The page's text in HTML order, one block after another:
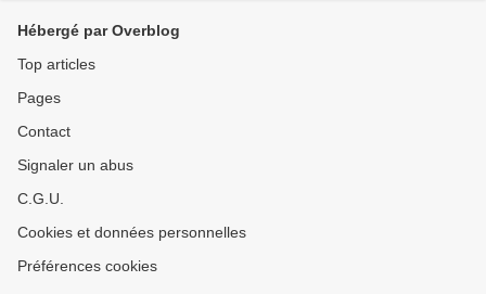
Hébergé par Overblog
Top articles
Pages
Contact
Signaler un abus
C.G.U.
Cookies et données personnelles
Préférences cookies